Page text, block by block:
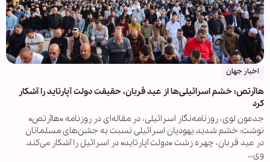
اخبار جهان
هاآرتص: خشم اسرائیلی‌ها از عید قربان، حقیقت دولت آپارتاید را آشکار
کرد
جدعون لوی، روزنامه‌نگار اسرائیلی، در مقاله‌ای در روزنامه «هاآرتص»
نوشت: خشم شدید یهودیان اسرائیلی نسبت به جشن‌های مسلمانان
در عید قربان، چهره زشت «دولت آپارتاید» در اسرائیل را آشکار می‌کند.
وی…